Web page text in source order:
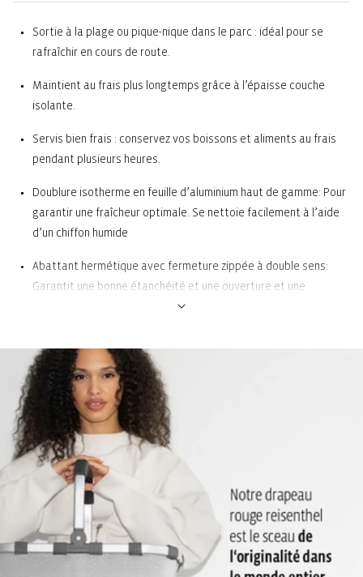
Sortie à la plage ou pique-nique dans le parc : idéal pour se
rafraîchir en cours de route.
Maintient au frais plus longtemps grâce à l’épaisse couche
isolante.
Servis bien frais : conservez vos boissons et aliments au frais
pendant plusieurs heures.
Doublure isotherme en feuille d’aluminium haut de gamme: Pour
garantir une fraîcheur optimale. Se nettoie facilement à l’aide
d’un chiffon humide
Abattant hermétique avec fermeture zippée à double sens:
Garantit une bonne étanchéité et une ouverture et une
couverts et les serviettes
2 lanières: Se porte sur l’épaule ou à la main